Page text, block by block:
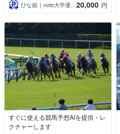
ひな姫｜note大学運営｜収益化運用支援 20,000 円
すぐに使える競馬予想AIを提供・レ
クチャーします